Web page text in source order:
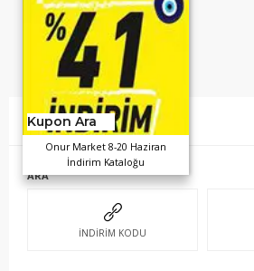
Onur Market 8-20 Haziran
İndirim Kataloğu
Kupon Ara
ARA
İNDİRİM KODU